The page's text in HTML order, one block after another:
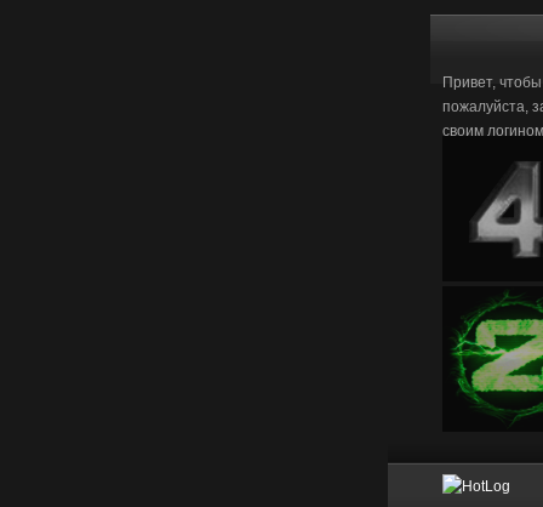
Привет,
пожалуйста,
своим логином